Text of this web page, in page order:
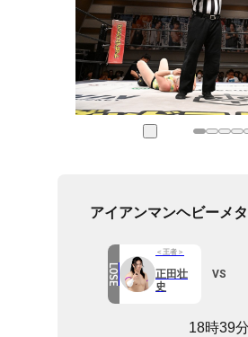
アイアンマンヘビーメ
LOSE
＜王者＞
正田壮
史
VS
18時39分